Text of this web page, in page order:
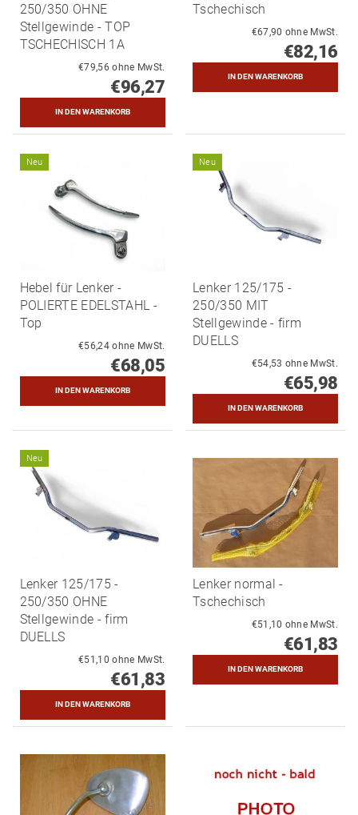
250/350 OHNE
Stellgewinde - TOP
TSCHECHISCH 1A
€79,56 ohne MwSt.
€96,27
Tschechisch
€67,90 ohne MwSt.
€82,16
Neu
Hebel für Lenker -
POLIERTE EDELSTAHL -
Top
€56,24 ohne MwSt.
€68,05
Neu
Lenker 125/175 -
250/350 MIT
Stellgewinde - firm
DUELLS
€54,53 ohne MwSt.
€65,98
Neu
Lenker 125/175 -
250/350 OHNE
Stellgewinde - firm
DUELLS
€51,10 ohne MwSt.
€61,83
Lenker normal -
Tschechisch
€51,10 ohne MwSt.
€61,83